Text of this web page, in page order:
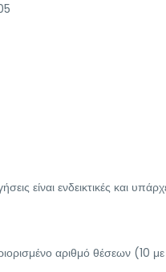
είναι ενδεικτικές και
αριθμό θέσεων (10